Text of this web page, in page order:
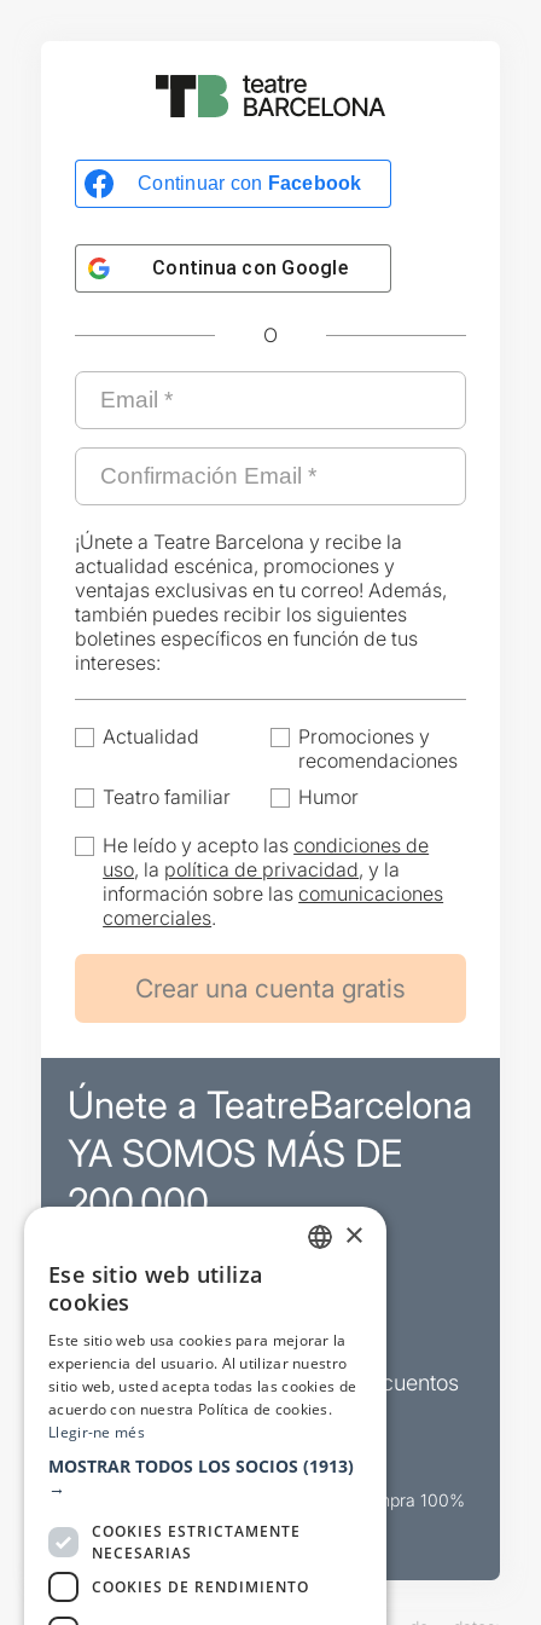
Continuar con Facebook
Continua con Google
O
¡Únete a Teatre Barcelona y recibe la
actualidad escénica, promociones y
ventajas exclusivas en tu correo! Además,
también puedes recibir los siguientes
boletines específicos en función de tus
intereses:
Actualidad
Promociones y
recomendaciones
Teatro familiar
Humor
He leído y acepto lascondiciones de
uso, la política de privacidad, y la
información sobre lascomunicaciones
comerciales.
Únete a TeatreBarcelona
YA SOMOS MÁS DE
200.000
Promociones
Sorteos exclusivos
Boletines de actualidad y descuentos
Valora espectáculos
Canal oficial de venta teatral Compra 100%
segura
×
Ese sitio web utiliza
cookies
Este sitio web usa cookies para mejorar la
experiencia del usuario. Al utilizar nuestro
sitio web, usted acepta todas las cookies de
acuerdo con nuestra Política de cookies.
Llegir-ne més
MOSTRAR TODOS LOS SOCIOS (1913)
→
COOKIES ESTRICTAMENTE
NECESARIAS
COOKIES DE RENDIMIENTO